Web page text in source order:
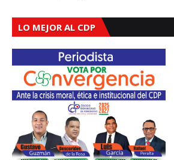
LO MEJOR AL CDP